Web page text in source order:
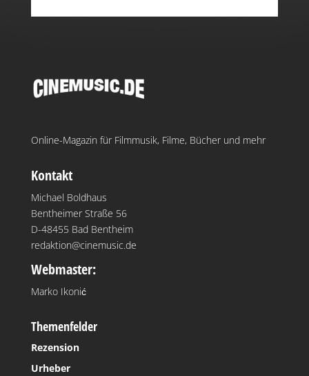
Online-Magazin für Filmmusik, Filme, Bücher und mehr
Kontakt
Michael Boldhaus
Bentheimer Straße 56
D-48455 Bad Bentheim
redaktion@cinemusic.de
Webmaster:
Marko Ikonić
Themenfelder
Rezension
Urheber